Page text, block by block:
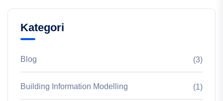
Kategori
Blog (3)
Building Information Modelling (1)